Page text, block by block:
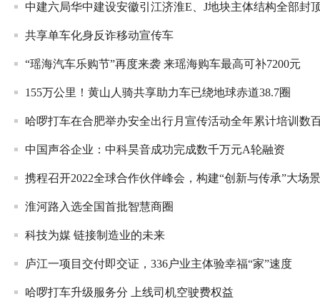
中建六局华中建设安徽引江济淮E、J地块主体结构全部封
共享单车化身反诈移动宣传车
“瑶海汽车乐购节”再度来袭 来瑶海购车最高可补7200元
155万公里！黄山人骑共享助力车已绕地球赤道38.7圈
哈啰打车在合肥举办安全出行月宣传活动全年累计培训数
中国声谷企业：中科昊音成功完成数千万元A轮融资
携程召开2022全球合作伙伴峰会，构建“创新与传承”大场景
淮河路入选全国首批智慧商圈
科技为媒 链接制造业的未来
庐江一项目交付即交证，336户业主体验幸福“家”速度
哈啰打车升级服务分 上线司机空驶费权益